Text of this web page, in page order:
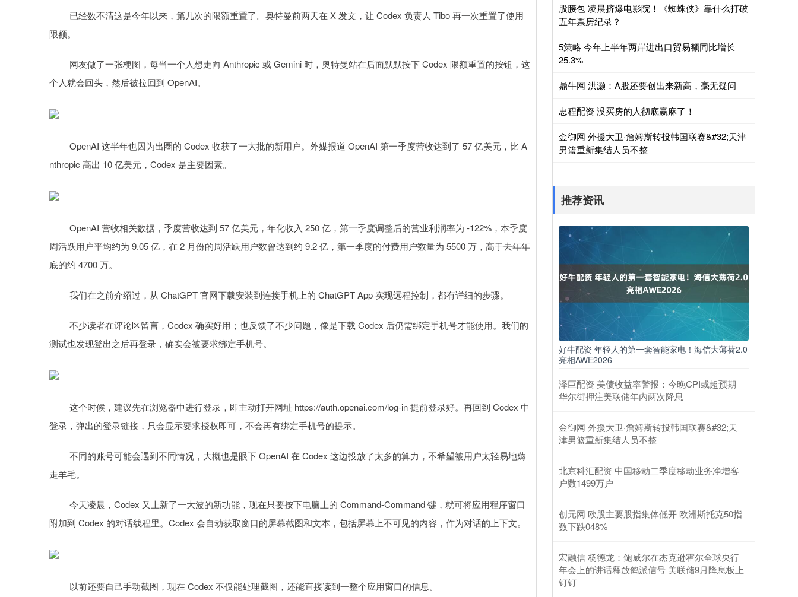
已经数不清这是今年以来，第几次的限额重置了。奥特曼前两天在 X 发文，让 Codex 负责人 Tibo 再一次重置了使用
限额。
网友做了一张梗图，每当一个人想走向 Anthropic 或 Gemini 时，奥特曼站在后面默默按下 Codex 限额重置的按钮，这
个人就会回头，然后被拉回到 OpenAI。
OpenAI 这半年也因为出圈的 Codex 收获了一大批的新用户。外媒报道 OpenAI 第一季度营收达到了 57 亿美元，比 A
nthropic 高出 10 亿美元，Codex 是主要因素。
OpenAI 营收相关数据，季度营收达到 57 亿美元，年化收入 250 亿，第一季度调整后的营业利润率为 -122%，本季度
周活跃用户平均约为 9.05 亿，在 2 月份的周活跃用户数曾达到约 9.2 亿，第一季度的付费用户数量为 5500 万，高于去年年
底的约 4700 万。
我们在之前介绍过，从 ChatGPT 官网下载安装到连接手机上的 ChatGPT App 实现远程控制，都有详细的步骤。
不少读者在评论区留言，Codex 确实好用；也反馈了不少问题，像是下载 Codex 后仍需绑定手机号才能使用。我们的
测试也发现登出之后再登录，确实会被要求绑定手机号。
这个时候，建议先在浏览器中进行登录，即主动打开网址 https://auth.openai.com/log-in 提前登录好。再回到 Codex 中
登录，弹出的登录链接，只会显示要求授权即可，不会再有绑定手机号的提示。
不同的账号可能会遇到不同情况，大概也是眼下 OpenAI 在 Codex 这边投放了太多的算力，不希望被用户太轻易地薅
走羊毛。
今天凌晨，Codex 又上新了一大波的新功能，现在只要按下电脑上的 Command-Command 键，就可将应用程序窗口
附加到 Codex 的对话线程里。Codex 会自动获取窗口的屏幕截图和文本，包括屏幕上不可见的内容，作为对话的上下文。
以前还要自己手动截图，现在 Codex 不仅能处理截图，还能直接读到一整个应用窗口的信息。
股腰包 凌晨挤爆电影院！《蜘蛛侠》靠什么打破
五年票房纪录？
5策略 今年上半年两岸进出口贸易额同比增长
25.3%
鼎牛网 洪灏：A股还要创出来新高，毫无疑问
忠程配资 没买房的人彻底赢麻了！
金御网 外援大卫·詹姆斯转投韩国联赛&#32;天津
男篮重新集结人员不整
推荐资讯
好牛配资 年轻人的第一套智能家电！海信大薄荷2.0
亮相AWE2026
泽巨配资 美债收益率警报：今晚CPI或超预期
华尔街押注美联储年内两次降息
金御网 外援大卫·詹姆斯转投韩国联赛&#32;天
津男篮重新集结人员不整
北京科汇配资 中国移动二季度移动业务净增客
户数1499万户
创元网 欧股主要股指集体低开 欧洲斯托克50指
数下跌048%
宏融信 杨德龙：鲍威尔在杰克逊霍尔全球央行
年会上的讲话释放鸽派信号 美联储9月降息板上
钉钉